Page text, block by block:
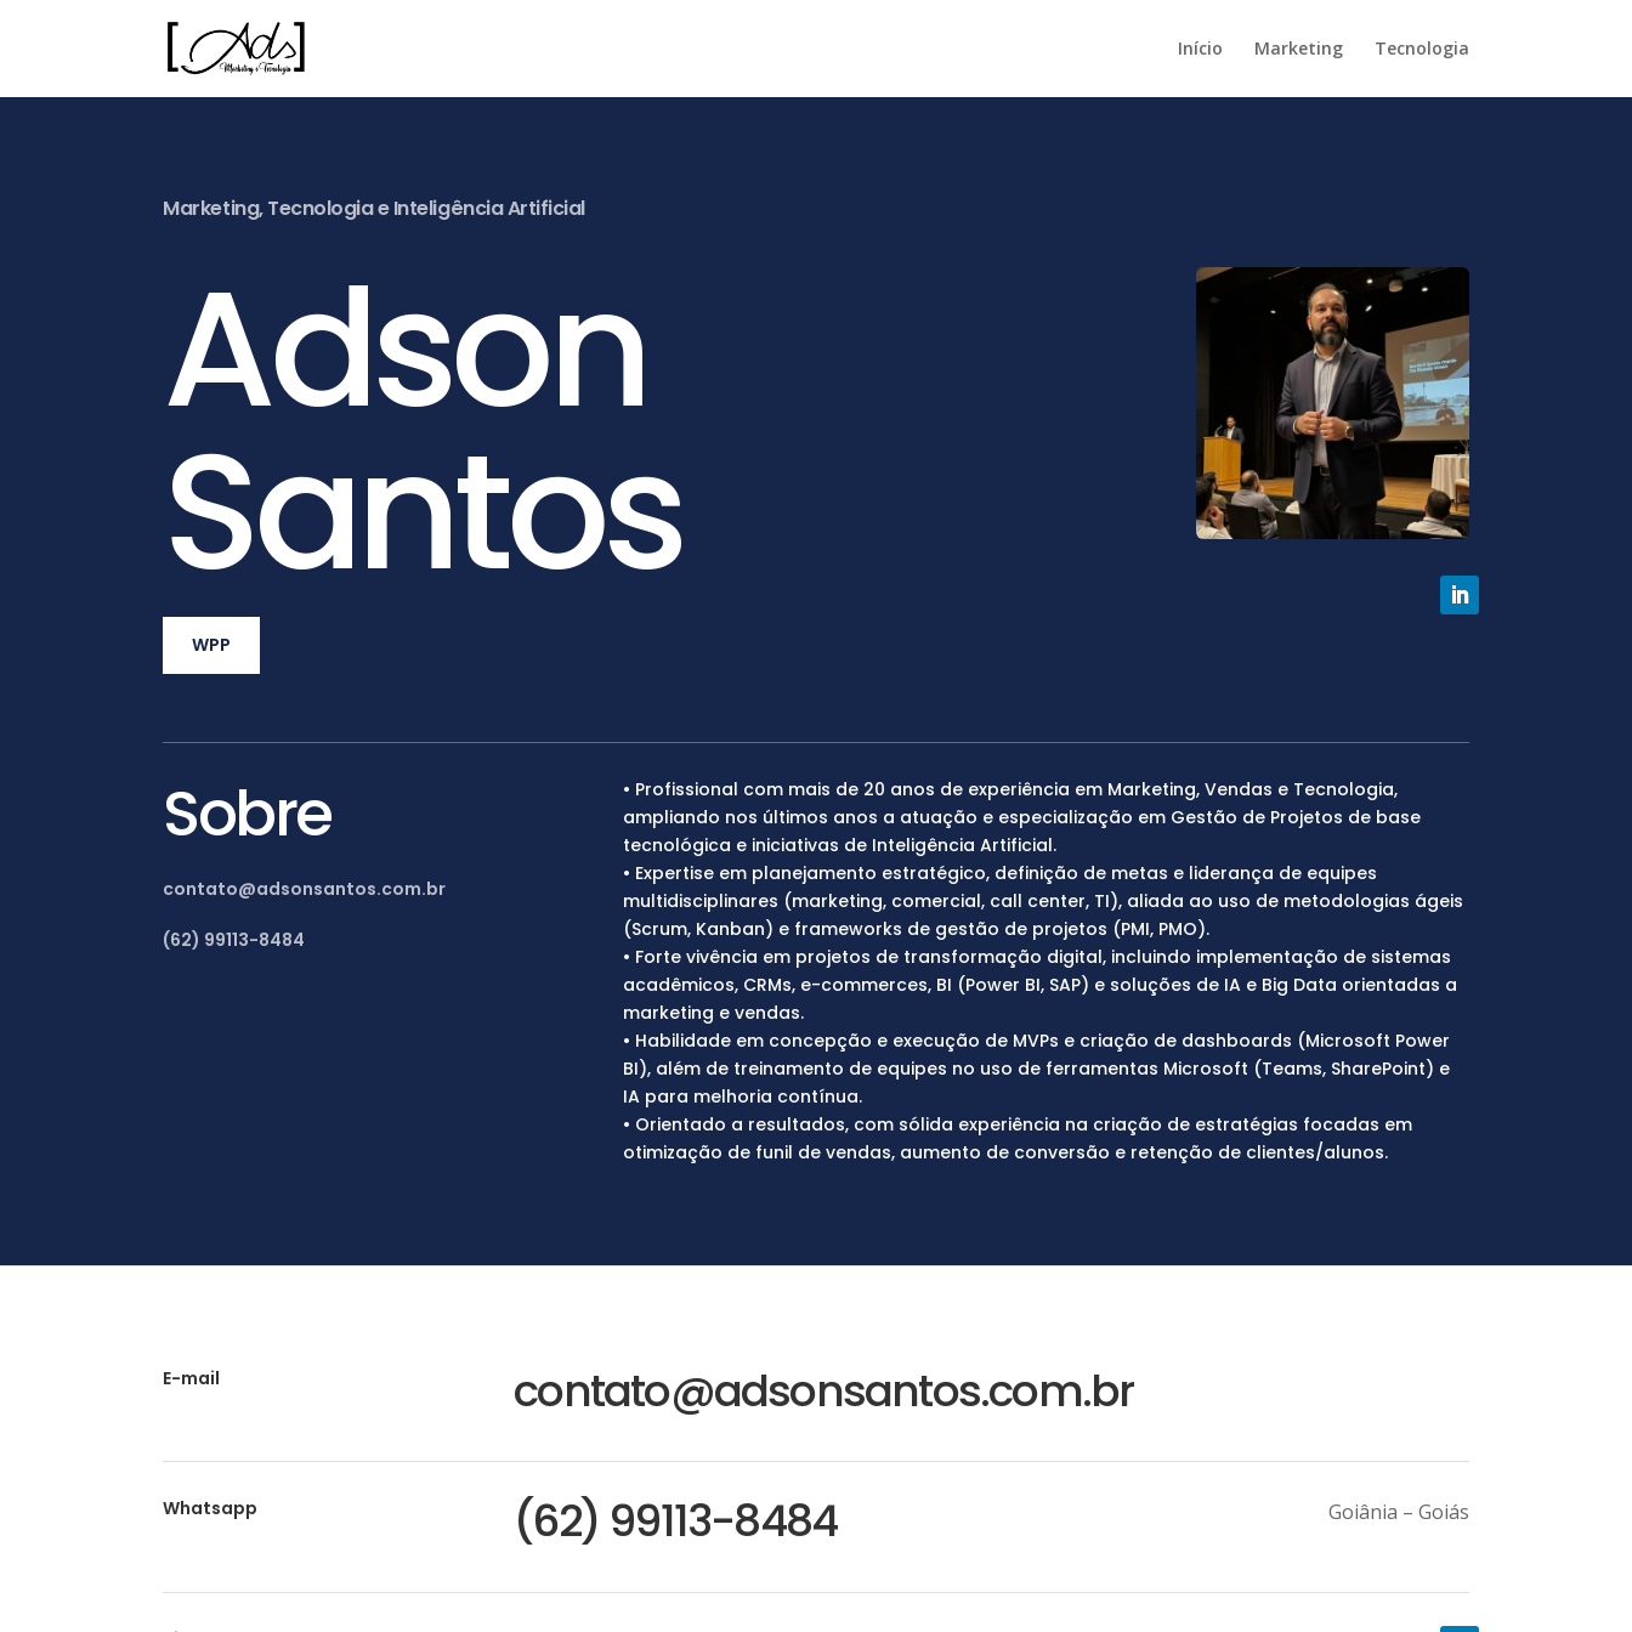
Início Marketing Tecnologia
Marketing, Tecnologia e Inteligência Artificial
Adson
Santos
WPP
Sobre
contato@adsonsantos.com.br
(62) 99113-8484
• Profissional com mais de 20 anos de experiência em Marketing, Vendas e Tecnologia,
ampliando nos últimos anos a atuação e especialização em Gestão de Projetos de base
tecnológica e iniciativas de Inteligência Artificial.
• Expertise em planejamento estratégico, definição de metas e liderança de equipes
multidisciplinares (marketing, comercial, call center, TI), aliada ao uso de metodologias ágeis
(Scrum, Kanban) e frameworks de gestão de projetos (PMI, PMO).
• Forte vivência em projetos de transformação digital, incluindo implementação de sistemas
acadêmicos, CRMs, e-commerces, BI (Power BI, SAP) e soluções de IA e Big Data orientadas a
marketing e vendas.
• Habilidade em concepção e execução de MVPs e criação de dashboards (Microsoft Power
BI), além de treinamento de equipes no uso de ferramentas Microsoft (Teams, SharePoint) e
IA para melhoria contínua.
• Orientado a resultados, com sólida experiência na criação de estratégias focadas em
otimização de funil de vendas, aumento de conversão e retenção de clientes/alunos.
E-mail contato@adsonsantos.com.br
Whatsapp (62) 99113-8484 Goiânia – Goiás